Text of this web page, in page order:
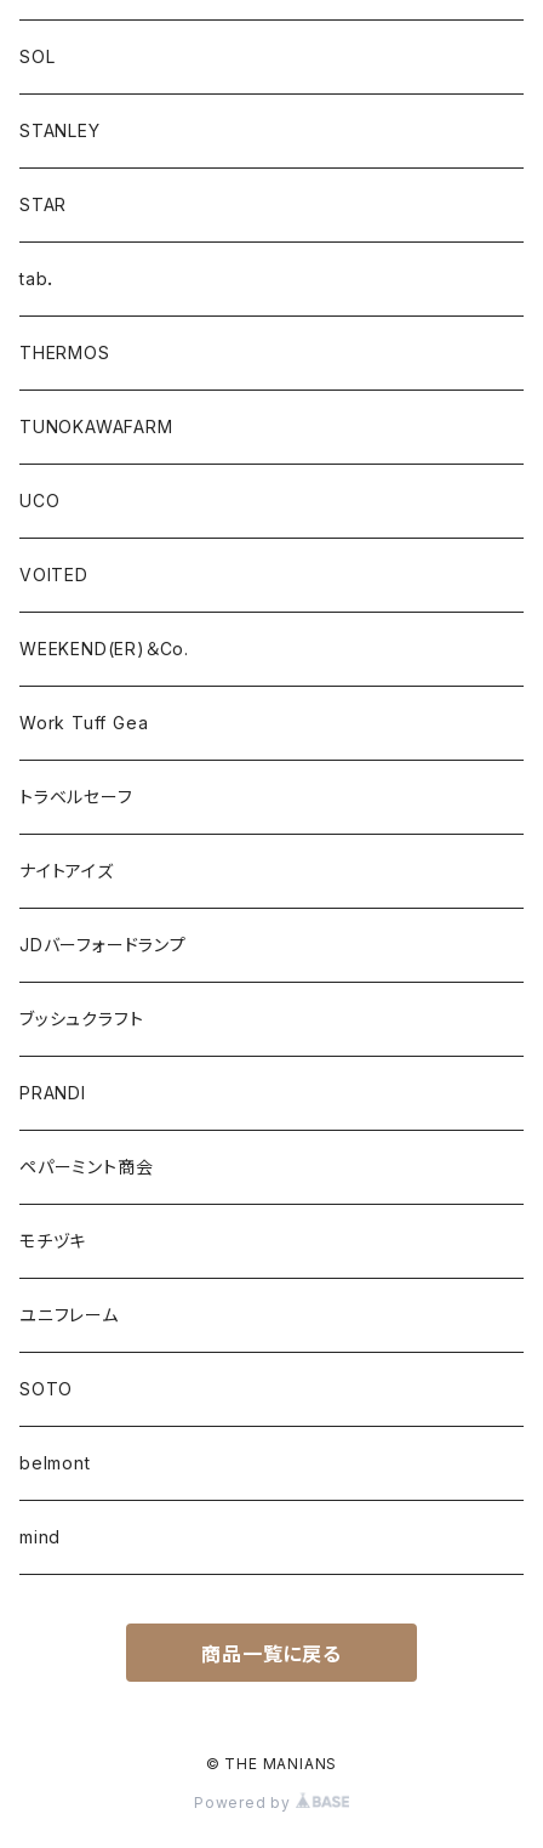
SOL
STANLEY
STAR
tab．
THERMOS
TUNOKAWAFARM
UCO
VOITED
WEEKEND(ER)＆Co.
Work Tuff Gea
トラベルセーフ
ナイトアイズ
JDバーフォードランプ
ブッシュクラフト
PRANDI
ペパーミント商会
モチヅキ
ユニフレーム
SOTO
belmont
mind
商品一覧に戻る
© THE MANIANS
Powered by